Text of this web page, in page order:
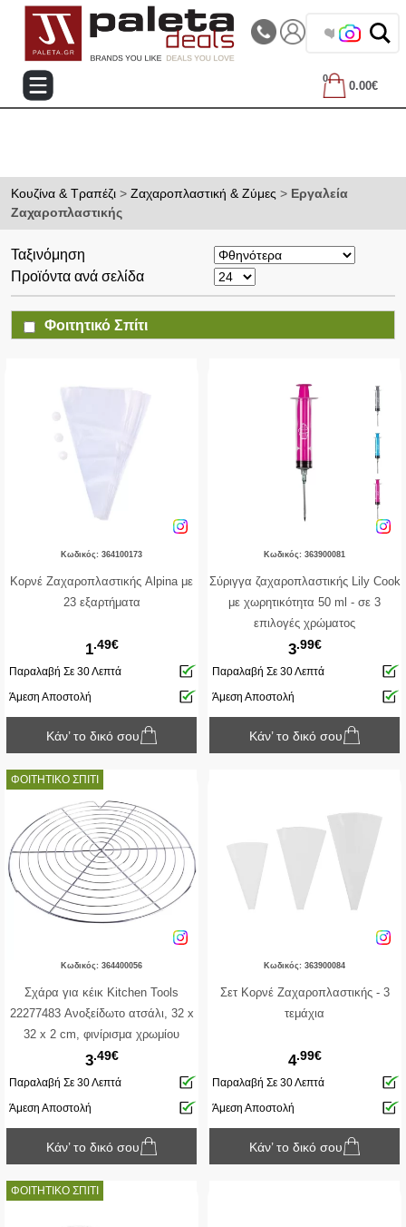
Τηλεφωνικές Παραγγελίες: 2105714144 |||
❤️ Βρες τα
0
0.00€
Κουζίνα & Τραπέζι > Ζαχαροπλαστική & Ζύμες > Εργαλεία
Ζαχαροπλαστικής
Ταξινόμηση
Προϊόντα ανά σελίδα
Φοιτητικό Σπίτι
Κωδικός: 364100173
Κορνέ Ζαχαροπλαστικής Alpina με
23 εξαρτήματα
1.49€
Παραλαβή Σε 30 Λεπτά
Άμεση Αποστολή
Κάν’ το δικό σου
Κωδικός: 363900081
Σύριγγα ζαχαροπλαστικής Lily Cook
με χωρητικότητα 50 ml - σε 3
επιλογές χρώματος
3.99€
Παραλαβή Σε 30 Λεπτά
Άμεση Αποστολή
Κάν’ το δικό σου
ΦΟΙΤΗΤΙΚΟ ΣΠΙΤΙ
Κωδικός: 364400056
Σχάρα για κέικ Kitchen Tools
22277483 Ανοξείδωτο ατσάλι, 32 x
32 x 2 cm, φινίρισμα χρωμίου
3.49€
Παραλαβή Σε 30 Λεπτά
Άμεση Αποστολή
Κάν’ το δικό σου
Κωδικός: 363900084
Σετ Κορνέ Ζαχαροπλαστικής - 3
τεμάχια
4.99€
Παραλαβή Σε 30 Λεπτά
Άμεση Αποστολή
Κάν’ το δικό σου
ΦΟΙΤΗΤΙΚΟ ΣΠΙΤΙ